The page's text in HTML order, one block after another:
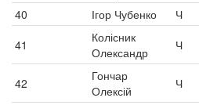
40
Ігор Чубенко Ч
41
Колісник
Олександр
Ч
42
Гончар
Олексій
Ч